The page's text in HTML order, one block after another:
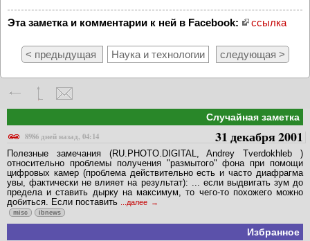
Эта заметка и комментарии к ней в Facebook: ссылка
< предыдущая Наука и технологии следующая >
Случайная заметка
8986 дней назад, 04:14
31 декабря 2001
Полезные замечания (RU.PHOTO.DIGITAL, Andrey Tverdokhleb )
относительно проблемы получения "размытого" фона при помощи
цифровых камер (проблема действительно есть и часто диафрагма
увы, фактически не влияет на результат): ... если выдвигать зум до
предела и ставить дырку на максимум, то чего-то похожего можно
добиться. Если поставить
...далее
misc ibnews
Избранное